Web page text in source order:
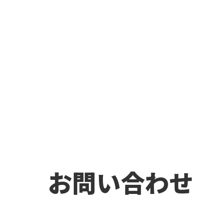
お問い合わせ